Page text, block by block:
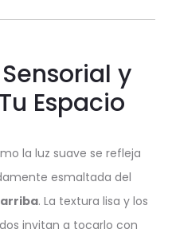
y
Espacio
la luz suave se refleja
esmaltada del
. La textura lisa y los
invitan a tocarlo con